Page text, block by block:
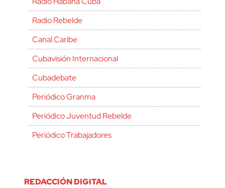
Radio Rebelde
Canal Caribe
Cubavisión Internacional
Cubadebate
Periódico Granma
Periódico Juventud Rebelde
Periódico Trabajadores
REDACCIÓN DIGITAL